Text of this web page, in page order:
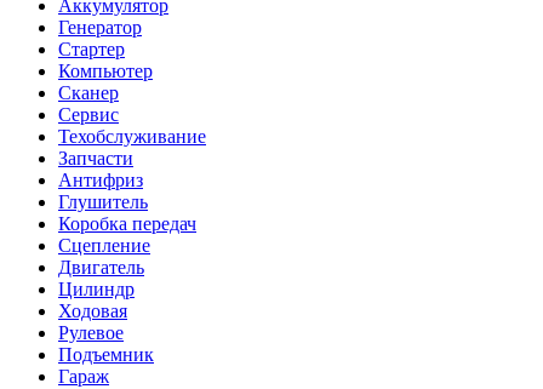
Аккумулятор
Генератор
Стартер
Компьютер
Сканер
Сервис
Техобслуживание
Запчасти
Антифриз
Глушитель
Коробка передач
Сцепление
Двигатель
Цилиндр
Ходовая
Рулевое
Подъемник
Гараж